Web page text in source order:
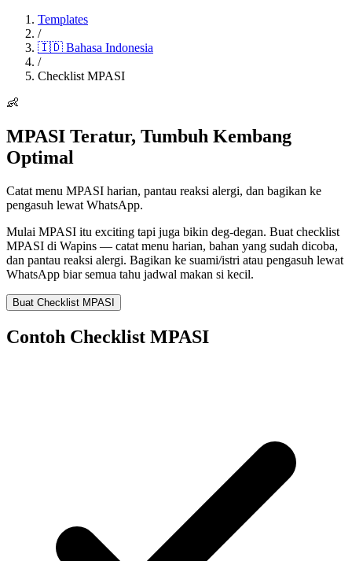
Templates
/
🇮🇩 Bahasa Indonesia
/
Checklist MPASI
👶
MPASI Teratur, Tumbuh Kembang
Optimal
Catat menu MPASI harian, pantau reaksi alergi, dan bagikan ke
pengasuh lewat WhatsApp.
Mulai MPASI itu exciting tapi juga bikin deg-degan. Buat checklist
MPASI di Wapins — catat menu harian, bahan yang sudah dicoba,
dan pantau reaksi alergi. Bagikan ke suami/istri atau pengasuh lewat
WhatsApp biar semua tahu jadwal makan si kecil.
Buat Checklist MPASI
Contoh Checklist MPASI